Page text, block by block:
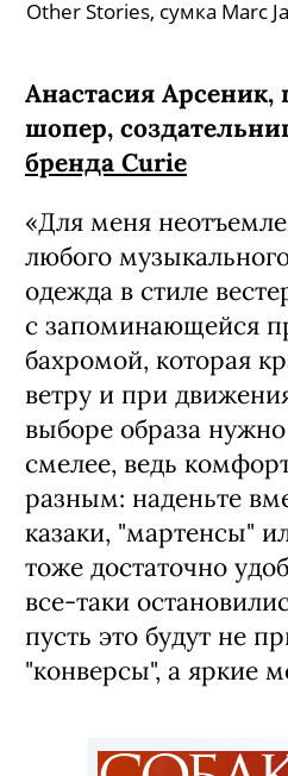
Other Stories, сумка Marc
Анастасия
шопер,
бренда Curie
«Для меня
любого
одежда в стиле
с запоминающейся
бахромой, которая
ветру и при
выборе образа
смелее, ведь
разным: наденьте
казаки, "мартенсы"
тоже достаточно
все-таки
пусть это будут не
"конверсы", а яркие